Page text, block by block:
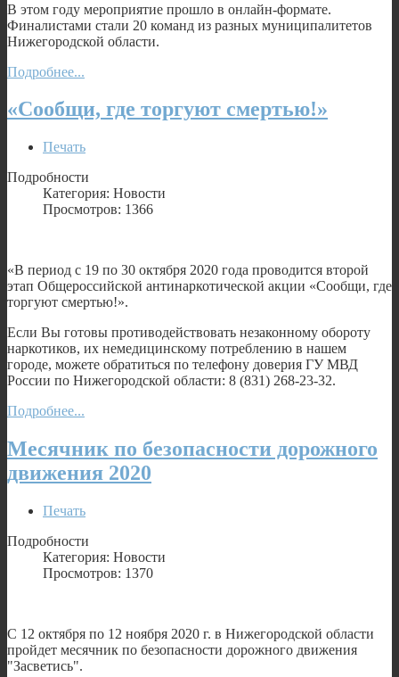
В этом году мероприятие прошло в онлайн-формате.
Финалистами стали 20 команд из разных муниципалитетов
Нижегородской области.
Подробнее...
«Сообщи, где торгуют смертью!»
Печать
Подробности
Категория: Новости
Просмотров: 1366
«В период с 19 по 30 октября 2020 года проводится второй
этап Общероссийской антинаркотической акции «Сообщи, где
торгуют смертью!».
Если Вы готовы противодействовать незаконному обороту
наркотиков, их немедицинскому потреблению в нашем
городе, можете обратиться по телефону доверия ГУ МВД
России по Нижегородской области: 8 (831) 268-23-32.
Подробнее...
Месячник по безопасности дорожного
движения 2020
Печать
Подробности
Категория: Новости
Просмотров: 1370
С 12 октября по 12 ноября 2020 г. в Нижегородской области
пройдет месячник по безопасности дорожного движения
"Засветись".